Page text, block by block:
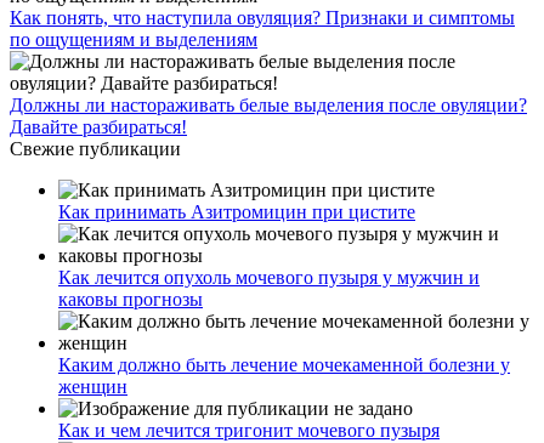
Как понять, что наступила овуляция? Признаки и симптомы
по ощущениям и выделениям
Должны ли настораживать белые выделения после овуляции?
Давайте разбираться!
Свежие публикации
Как принимать Азитромицин при цистите
Как лечится опухоль мочевого пузыря у мужчин и
каковы прогнозы
Каким должно быть лечение мочекаменной болезни у
женщин
Как и чем лечится тригонит мочевого пузыря